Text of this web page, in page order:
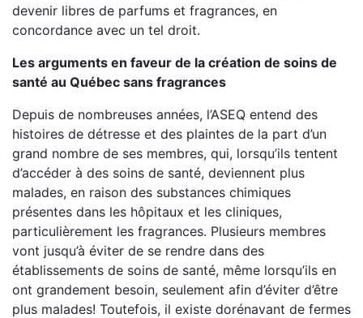
devenir libres de parfums et fragrances, en
concordance avec un tel droit.
Les arguments en faveur de la création de soins de
santé au Québec sans fragrances
Depuis de nombreuses années, l’ASEQ entend des
histoires de détresse et des plaintes de la part d’un
grand nombre de ses membres, qui, lorsqu’ils tentent
d’accéder à des soins de santé, deviennent plus
malades, en raison des substances chimiques
présentes dans les hôpitaux et les cliniques,
particulièrement les fragrances. Plusieurs membres
vont jusqu’à éviter de se rendre dans des
établissements de soins de santé, même lorsqu’ils en
ont grandement besoin, seulement afin d’éviter d’être
plus malades! Toutefois, il existe dorénavant de fermes